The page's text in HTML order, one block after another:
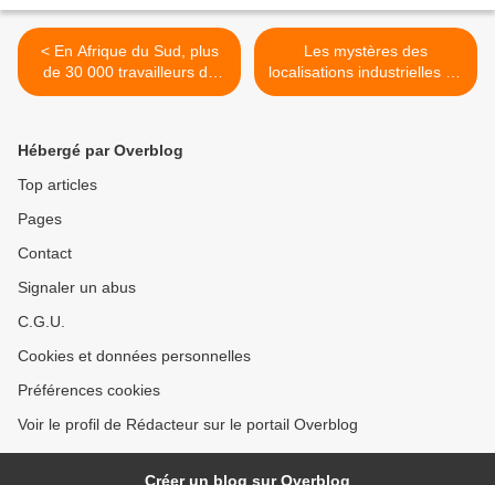
< En Afrique du Sud, plus
de 30 000 travailleurs de
l'automobile engagent une
Les mystères des
localisations industrielles en
Europe : Renault en
Hébergé par Overblog
Top articles
Pages
Contact
Signaler un abus
C.G.U.
Cookies et données personnelles
Préférences cookies
Voir le profil de Rédacteur sur le portail Overblog
Créer un blog sur Overblog